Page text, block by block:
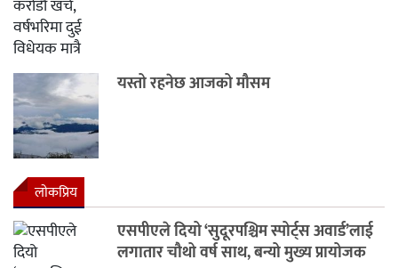
यस्तो रहनेछ आजको मौसम
लाेकप्रिय
एसपीएले दियो ‘सुदूरपश्चिम स्पोर्ट्स अवार्ड’लाई
लगातार चौथो वर्ष साथ, बन्यो मुख्य प्रायोजक